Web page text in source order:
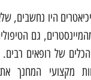
היו נחשבים,
גם
של רופאים
מקצועי המחנך את